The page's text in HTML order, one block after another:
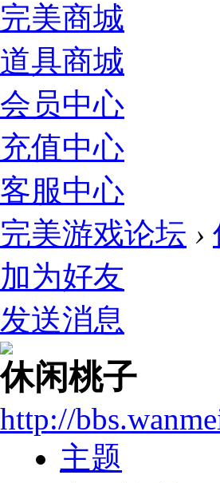
完美商城
道具商城
会员中心
充值中心
客服中心
完美游戏论坛 ›
加为好友
发送消息
休闲桃子
http://
主题